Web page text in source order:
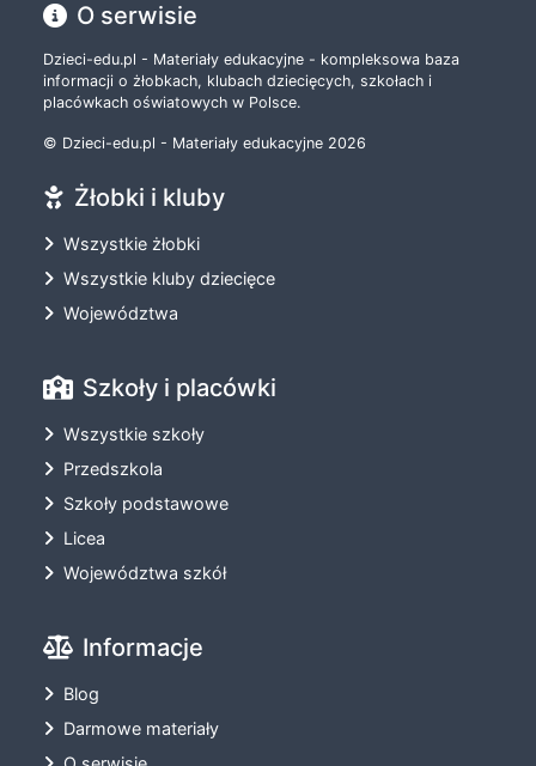
O serwisie
Dzieci-edu.pl - Materiały edukacyjne - kompleksowa baza
informacji o żłobkach, klubach dziecięcych, szkołach i
placówkach oświatowych w Polsce.
© Dzieci-edu.pl - Materiały edukacyjne 2026
Żłobki i kluby
Wszystkie żłobki
Wszystkie kluby dziecięce
Województwa
Szkoły i placówki
Wszystkie szkoły
Przedszkola
Szkoły podstawowe
Licea
Województwa szkół
Informacje
Blog
Darmowe materiały